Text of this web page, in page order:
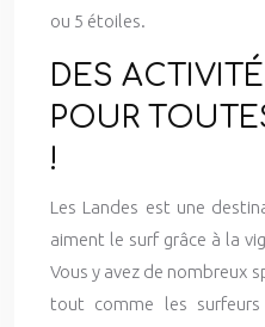
ou 5 étoiles.
DES
POUR
!
Les Landes est une
aiment le surf grâce à la
Vous y avez de nombreux
tout comme les